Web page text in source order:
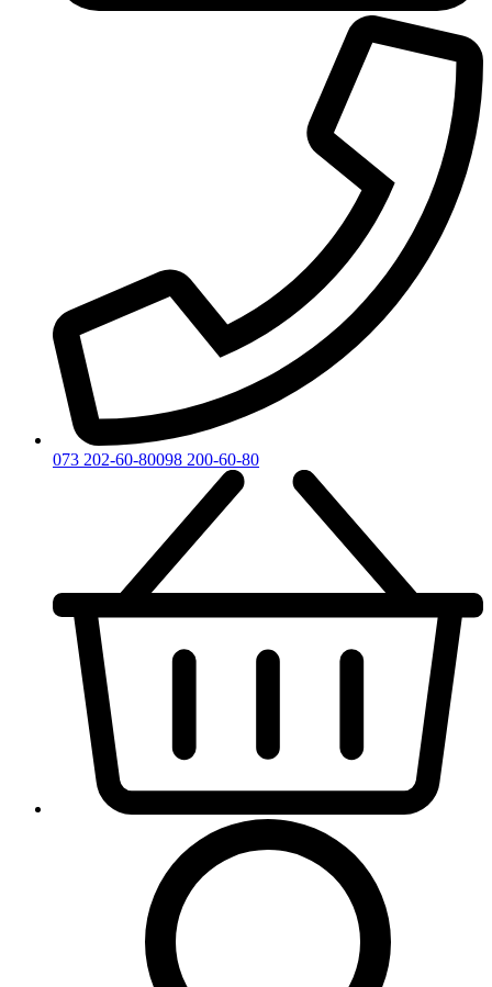
073 202-60-80098 200-60-80